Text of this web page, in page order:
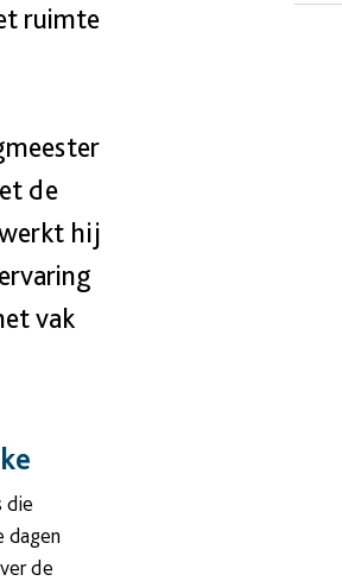
ruimte
de
hij
vak
die
dagen
de